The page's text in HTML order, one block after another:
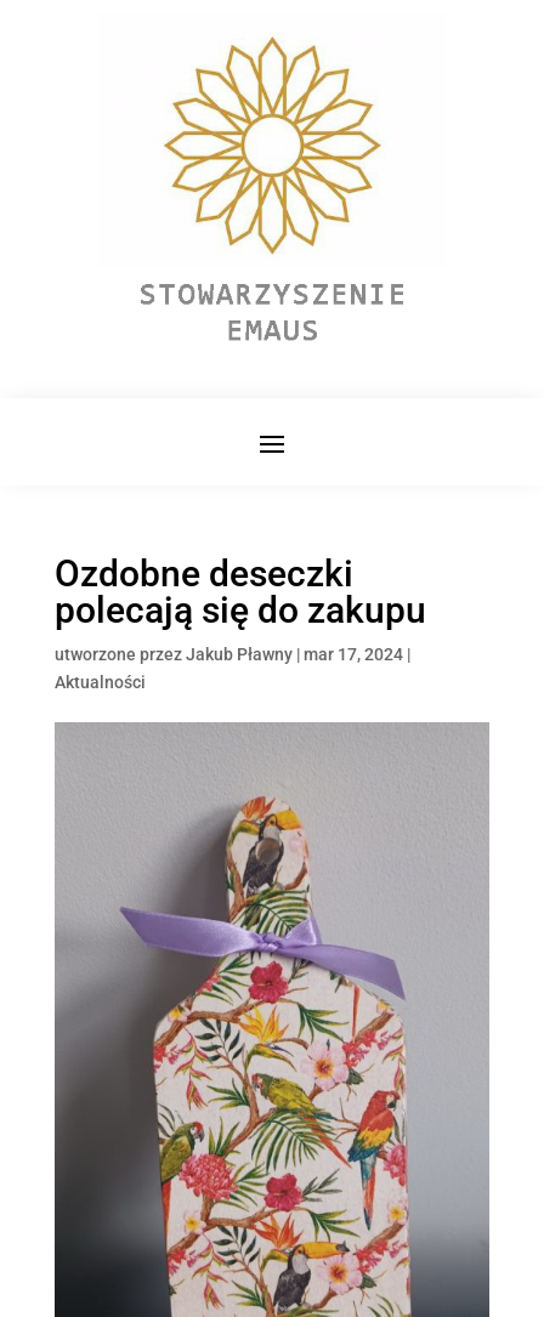
Ozdobne deseczki
polecają się do zakupu
utworzone przezJakub Pławny|mar 17, 2024|
Aktualności